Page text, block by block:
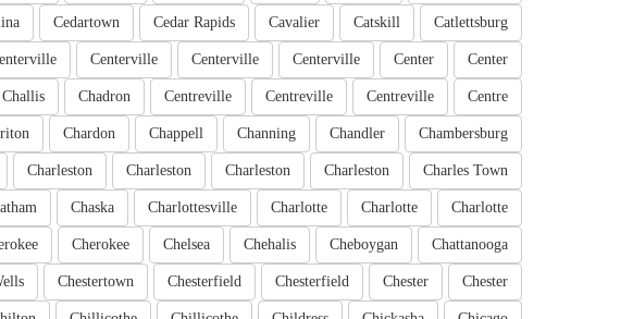
Catlettsburg
Catskill
Cavalier
Cedar Rapids
Cedartown
Center
Center
Centerville
Centerville
Centerville
Centre
Centreville
Centreville
Centreville
Chadron
Challis
Chambersburg
Chandler
Channing
Chappell
Chardon
Charles Town
Charleston
Charleston
Charleston
Charleston
Charlotte
Charlotte
Charlotte
Charlottesville
Chaska
Chattanooga
Cheboygan
Chehalis
Chelsea
Cherokee
Chester
Chester
Chesterfield
Chesterfield
Chestertown